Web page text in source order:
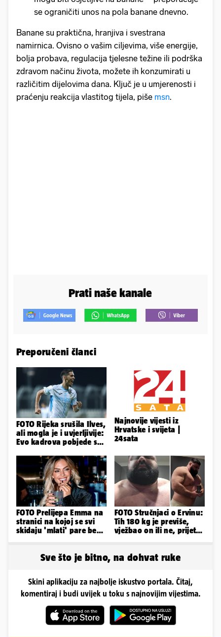
se ograničiti unos na pola banane dnevno.
Banane su praktična, hranjiva i svestrana
namirnica. Ovisno o vašim ciljevima, više energije,
bolja probava, regulacija tjelesne težine ili podrška
zdravom načinu života, možete ih konzumirati u
različitim dijelovima dana. Ključ je u umjerenosti i
praćenju reakcija vlastitog tijela, piše msn.
Prati naše kanale
Preporučeni članci
FOTO Rijeka srušila Ilves,
ali mogla je i uvjerljivije:
Evo kadrova pobjede s
Najnovije vijesti iz
Hrvatske i svijeta |
24sata
FOTO Prelijepa Emma na
stranici na kojoj se svi
skidaju 'mlati' pare bez
FOTO Stručnjaci o Ervinu:
Tih 180 kg je previše,
vježbao on ili ne, prijete
Sve što je bitno, na dohvat ruke
Skini aplikaciju za najbolje iskustvo portala. Čitaj,
komentiraj i budi uvijek u toku s najnovijim vijestima.